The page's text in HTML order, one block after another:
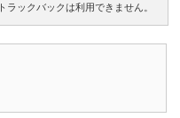
トラックバックは利用できません。